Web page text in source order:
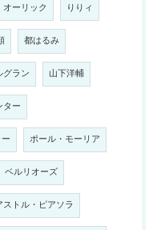
ーリック りりィ
都はるみ
グラン 山下洋輔
ター
ポール・モーリア
ベルリオーズ
ストル・ピアソラ